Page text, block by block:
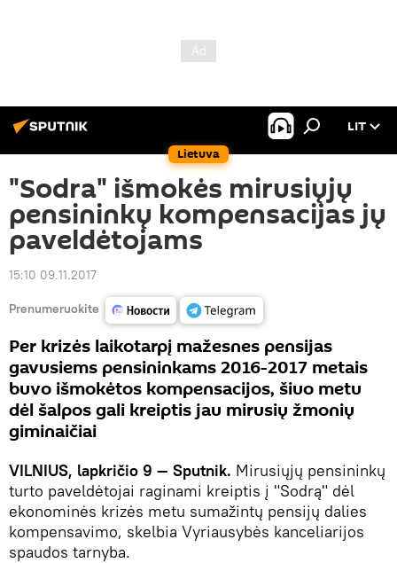
Lietuva
LIT
"Sodra" išmokės mirusiųjų
pensininkų kompensacijas jų
paveldėtojams
15:10 09.11.2017
Prenumeruokite
Per krizės laikotarpį mažesnes pensijas
gavusiems pensininkams 2016-2017 metais
buvo išmokėtos kompensacijos, šiuo metu
dėl šalpos gali kreiptis jau mirusių žmonių
giminaičiai
VILNIUS, lapkričio 9 — Sputnik. Mirusiųjų pensininkų
turto paveldėtojai raginami kreiptis į "Sodrą" dėl
ekonominės krizės metu sumažintų pensijų dalies
kompensavimo, skelbia Vyriausybės kanceliarijos
spaudos tarnyba.